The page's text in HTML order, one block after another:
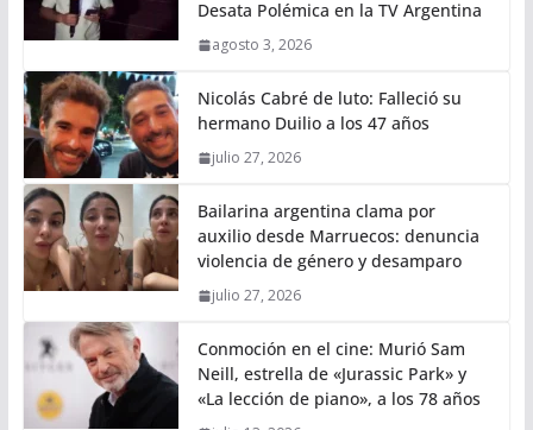
Desata Polémica en la TV Argentina
agosto 3, 2026
Nicolás Cabré de luto: Falleció su
hermano Duilio a los 47 años
julio 27, 2026
Bailarina argentina clama por
auxilio desde Marruecos: denuncia
violencia de género y desamparo
julio 27, 2026
Conmoción en el cine: Murió Sam
Neill, estrella de «Jurassic Park» y
«La lección de piano», a los 78 años